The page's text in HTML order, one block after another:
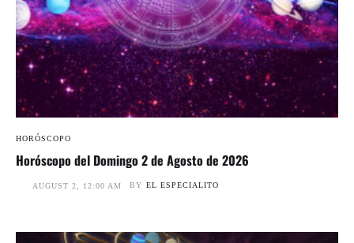
HORÓSCOPO
Horóscopo del Domingo 2 de Agosto de 2026
AUGUST 2, 12:00 AM BY EL ESPECIALITO